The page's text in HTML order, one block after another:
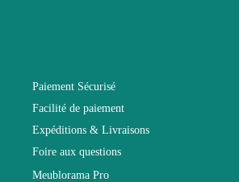
Paiement Sécurisé
Facilité de paiement
Expéditions & Livraisons
Foire aux questions
Meublorama Pro